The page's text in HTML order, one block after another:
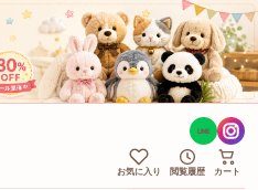
LINE
お気に入り 閲覧履歴 カート